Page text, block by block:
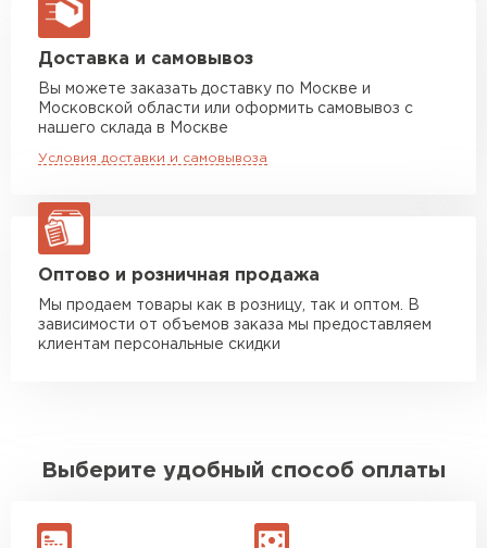
макс. длина груза 13,5 м
Манипулятор до 5 тн
Манипулятор до 10 тн
макс. длина груза 8 м
макс. длина груза 13,5 м
ЗАКАЗАТЬ С ДОСТАВКОЙ
Доставка и самовывоз
Вы можете заказать доставку по Москве и
Московской области или оформить самовывоз с
нашего склада в Москве
Условия доставки и самовывоза
Оптово и розничная продажа
Мы продаем товары как в розницу, так и оптом. В
зависимости от объемов заказа мы предоставляем
клиентам персональные скидки
Выберите удобный способ оплаты